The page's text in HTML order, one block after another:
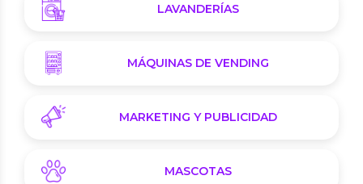
LAVANDERÍAS
MÁQUINAS DE VENDING
MARKETING Y PUBLICIDAD
MASCOTAS